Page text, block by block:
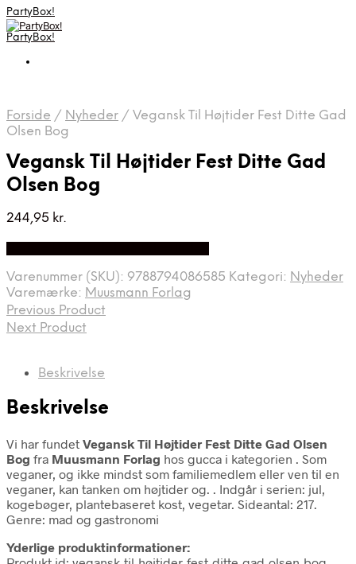
PartyBox!
PartyBox!
Forside / Nyheder / Vegansk Til Højtider Fest Ditte Gad
Olsen Bog
Vegansk Til Højtider Fest Ditte Gad
Olsen Bog
244,95 kr.
Varenummer (SKU): 9788794086585 Kategori: Nyheder
Varemærke: Muusmann Forlag
Previous Product
Next Product
Beskrivelse
Beskrivelse
Vi har fundet Vegansk Til Højtider Fest Ditte Gad Olsen
Bog fra Muusmann Forlag hos gucca i kategorien . Som
veganer, og ikke mindst som familiemedlem eller ven til en
veganer, kan tanken om højtider og. . Indgår i serien: jul,
kogebøger, plantebaseret kost, vegetar. Sideantal: 217.
Genre: mad og gastronomi
Yderlige produktinformationer: